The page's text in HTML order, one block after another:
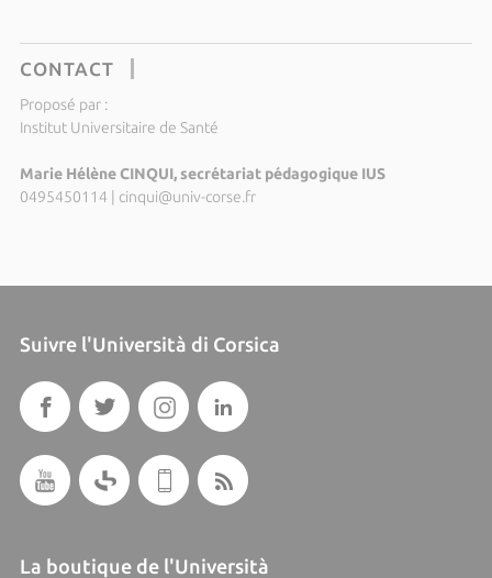
CONTACT
Proposé par :
Institut Universitaire de Santé
Marie Hélène CINQUI, secrétariat pédagogique IUS
0495450114 | cinqui@univ-corse.fr
Suivre l'Università di Corsica
La boutique de l'Università